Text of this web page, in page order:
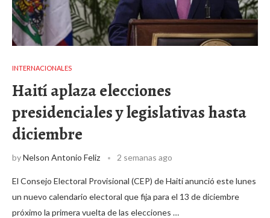
INTERNACIONALES
Haití aplaza elecciones
presidenciales y legislativas hasta
diciembre
byNelson Antonio Feliz 2 semanas ago
El Consejo Electoral Provisional (CEP) de Haití anunció este lunes
un nuevo calendario electoral que fija para el 13 de diciembre
próximo la primera vuelta de las elecciones …